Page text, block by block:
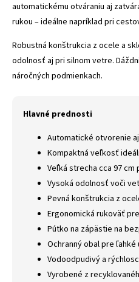
automatickému otváraniu aj
rukou – ideálne napríklad pri
Robustná konštrukcia z ocele a
odolnosť aj pri silnom vetre.
náročných podmienkach.
Hlavné prednosti
Automatické otvorenie
Kompaktná veľkosť
Veľká strecha cca 97
Vysoká odolnosť voči
Pevná konštrukcia z
Ergonomická rukoväť
Pútko na zápästie na
Ochranný obal pre ľahké
Vodoodpudivý a
Vyrobené z